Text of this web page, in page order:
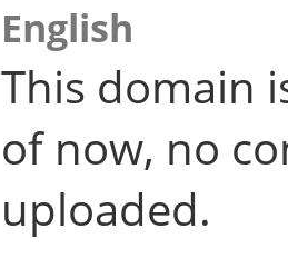
English
This domain
of now, no
uploaded.